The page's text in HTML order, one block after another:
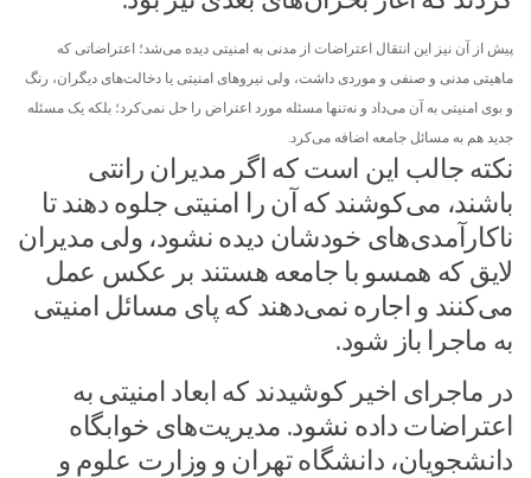
پیش از آن نیز این انتقال اعتراضات از مدنی به امنیتی دیده می‌شد؛ اعتراضاتی که
ماهیتی مدنی و صنفی و موردی داشت، ولی نیروهای امنیتی یا دخالت‌های دیگران، رنگ
و بوی امنیتی به آن می‌داد و نه‌تنها مسئله مورد اعتراض را حل نمی‌کرد؛ بلکه یک مسئله
جدید هم به مسائل جامعه اضافه می‌کرد.
نکته جالب این است که اگر مدیران رانتی
باشند، می‌کوشند که آن را امنیتی جلوه دهند تا
ناکارآمدی‌های خودشان دیده نشود، ولی مدیران
لایق که همسو با جامعه هستند بر عکس عمل
می‌کنند و اجاره نمی‌دهند که پای مسائل امنیتی
به ماجرا باز شود.
در ماجرای اخیر کوشیدند که ابعاد امنیتی به
اعتراضات داده نشود. مدیریت‌های خوابگاه
دانشجویان، دانشگاه تهران و وزارت علوم و